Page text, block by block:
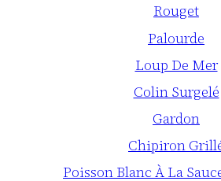
Rouget
Palourde
Loup De Mer
Colin Surgelé
Gardon
Chipiron
Poisson Blanc À La